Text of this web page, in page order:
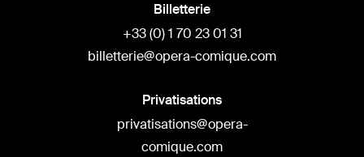
Billetterie
+33 (0) 1 70 23 01 31
billetterie@opera-comique.com
Privatisations
privatisations@opera-
comique.com